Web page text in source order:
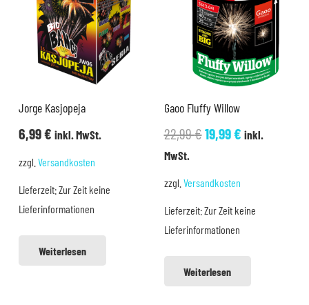
Jorge Kasjopeja
6,99€ inkl. MwSt.
zzgl. Versandkosten
Lieferzeit:Zur Zeit keine
Lieferinformationen
Weiterlesen
Gaoo Fluffy Willow
22,99€Ursprünglicher
19,99€Aktueller
inkl.
MwSt.
zzgl. Versandkosten
Lieferzeit:Zur Zeit keine
Lieferinformationen
Weiterlesen